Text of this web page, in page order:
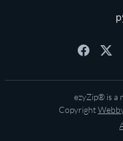
ezyZip® is a
Copyright